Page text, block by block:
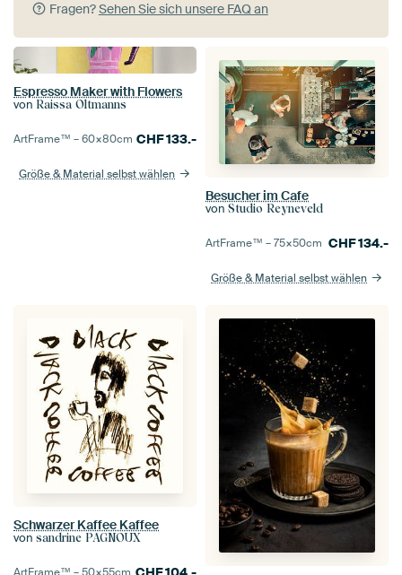
Fragen?Sehen Sie sich unsere FAQ an
Espresso Maker with Flowers
von Raissa Oltmanns
ArtFrame™ –60×80cm CHF133.-
Größe & Material selbst wählen
Besucher im Cafe
von Studio Reyneveld
ArtFrame™ –75×50cm CHF134.-
Größe & Material selbst wählen
Schwarzer Kaffee Kaffee
von sandrine PAGNOUX
ArtFrame™ –50×55cm